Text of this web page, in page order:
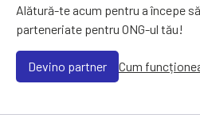
Alătură-te acum pentru a începe
parteneriate pentru ONG-ul tău!
Devino partner Cum